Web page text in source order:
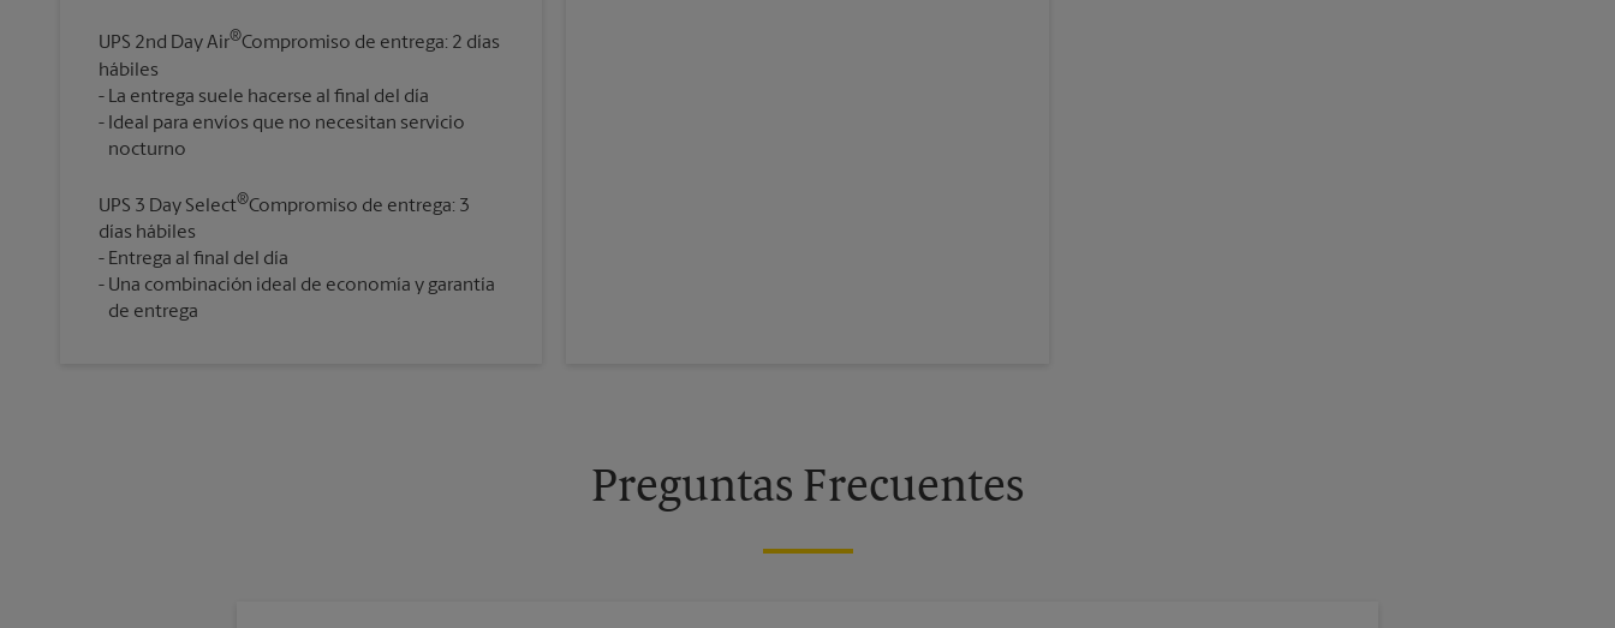
UPS 2nd Day Air®Compromiso de entrega: 2 días
hábiles
La entrega suele hacerse al final del día
Ideal para envíos que no necesitan servicio
UPS 3 Day Select®Compromiso de entrega: 3
días hábiles
Entrega al final del día
Una combinación ideal de economía y garantía
de entrega
Preguntas Frecuentes